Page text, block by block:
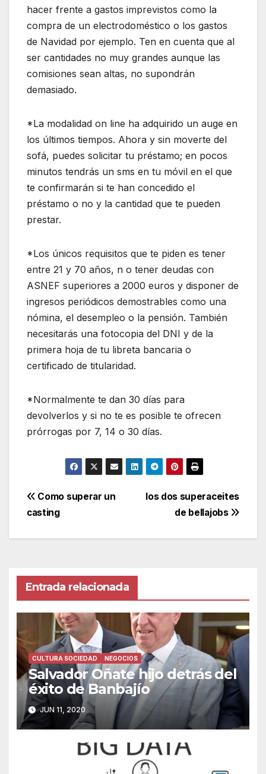
hacer frente a gastos imprevistos como la
compra de un electrodoméstico o los gastos
de Navidad por ejemplo. Ten en cuenta que al
ser cantidades no muy grandes aunque las
comisiones sean altas, no supondrán
demasiado.
*La modalidad on line ha adquirido un auge en
los últimos tiempos. Ahora y sin moverte del
sofá, puedes solicitar tu préstamo; en pocos
minutos tendrás un sms en tu móvil en el que
te confirmarán si te han concedido el
préstamo o no y la cantidad que te pueden
prestar.
*Los únicos requisitos que te piden es tener
entre 21 y 70 años, n o tener deudas con
ASNEF superiores a 2000 euros y disponer de
ingresos periódicos demostrables como una
nómina, el desempleo o la pensión. También
necesitarás una fotocopia del DNI y de la
primera hoja de tu libreta bancaria o
certificado de titularidad.
*Normalmente te dan 30 días para
devolverlos y si no te es posible te ofrecen
prórrogas por 7, 14 o 30 días.
Navegación
los dos superaceites
de bellajobs
Como superar un
casting
Entrada relacionada
CULTURA SOCIEDAD NEGOCIOS
Salvador Oñate hijo detrás del
éxito de Banbajío
JUN 11, 2020